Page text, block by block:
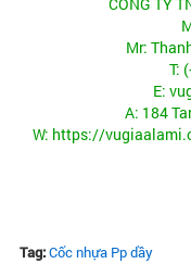
Mr:
T:
E:
A: 184
W: https://
Tag:Cốc nhựa Pp dầy